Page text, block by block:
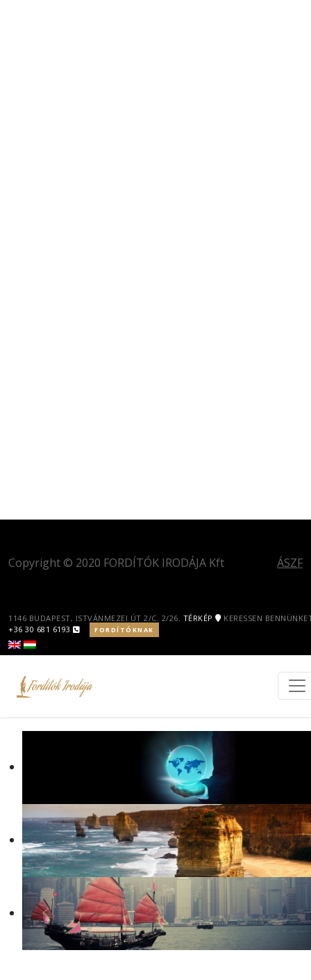
ÁSZF
Copyright © 2020 FORDÍTÓK IRODÁJA Kft
1146 BUDAPEST, ISTVÁNMEZEI ÚT 2/C. 2/26. TÉRKÉP
KERESSEN
+36 30 681 6193
FORDÍTÓKNAK